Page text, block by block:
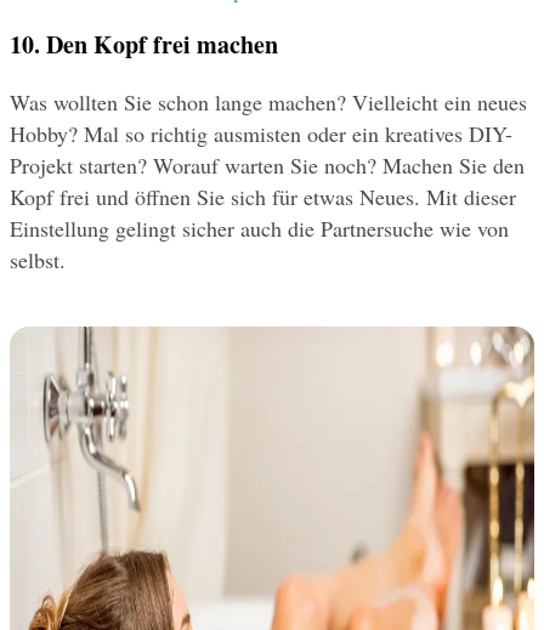
10. Den Kopf frei machen
Was wollten Sie schon lange machen? Vielleicht ein neues
Hobby? Mal so richtig ausmisten oder ein kreatives DIY-
Projekt starten? Worauf warten Sie noch? Machen Sie den
Kopf frei und öffnen Sie sich für etwas Neues. Mit dieser
Einstellung gelingt sicher auch die Partnersuche wie von
selbst.